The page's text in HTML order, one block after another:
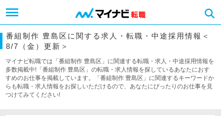
番組制作 豊島区に関する求人・転職・中途採用情報＜
8/7（金）更新＞
マイナビ転職では「番組制作 豊島区」に関連する転職・求人・中途採用情報を
多数掲載中!「番組制作 豊島区」の転職・求人情報を探しているあなたにおす
すめのお仕事を掲載しています。「番組制作 豊島区」に関連するキーワードか
らも転職・求人情報をお探しいただけるので、あなたにぴったりのお仕事を見
つけてみてください!